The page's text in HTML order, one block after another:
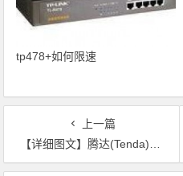
tp478+如何限速
上一篇
【详细图文】腾达(Tenda)W316R路由器固定(静态)IP上网设置